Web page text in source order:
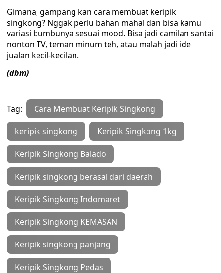
Gimana, gampang kan cara membuat keripik
singkong? Nggak perlu bahan mahal dan bisa kamu
variasi bumbunya sesuai mood. Bisa jadi camilan santai
nonton TV, teman minum teh, atau malah jadi ide
jualan kecil-kecilan.
(dbm)
Tag: Cara Membuat Keripik Singkong
keripik singkong Keripik Singkong 1kg
Keripik Singkong Balado
Keripik singkong berasal dari daerah
Keripik Singkong Indomaret
Keripik Singkong KEMASAN
Keripik singkong panjang
Keripik Singkong Pedas